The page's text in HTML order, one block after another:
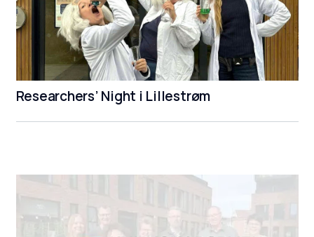
Researchers’ Night i Lillestrøm